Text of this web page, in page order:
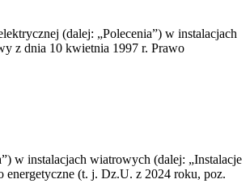
(dalej: „Polecenia”) w instalacjach
z dnia 10 kwietnia 1997 r. Prawo
w instalacjach wiatrowych (dalej: „Instalacje
energetyczne (t. j. Dz.U. z 2024 roku, poz.